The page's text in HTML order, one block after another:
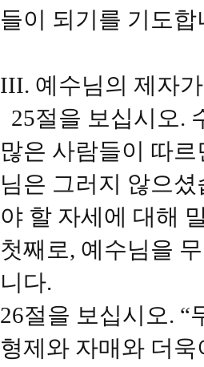
들이 되기를 기도합
III. 예수님의 제자
25절을 보십시오.
많은 사람들이 따
님은 그러지 않으
야 할 자세에 대해
첫째로, 예수님을
니다.
26절을 보십시오. “
형제와 자매와 더